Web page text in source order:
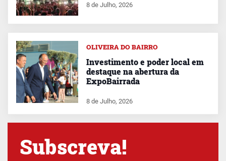
8 de Julho, 2026
OLIVEIRA DO BAIRRO
Investimento e poder local em
destaque na abertura da
ExpoBairrada
8 de Julho, 2026
Subscreva!